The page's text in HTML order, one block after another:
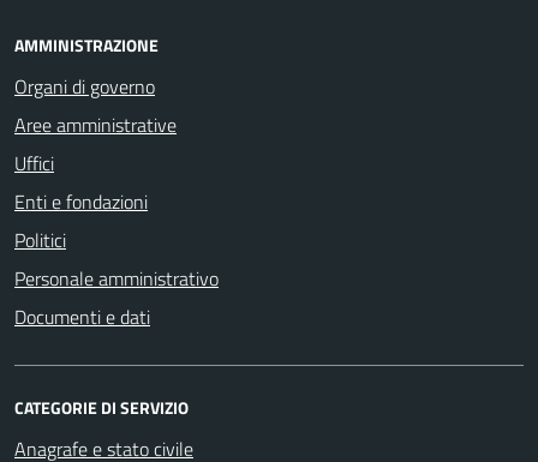
AMMINISTRAZIONE
Organi di governo
Aree amministrative
Uffici
Enti e fondazioni
Politici
Personale amministrativo
Documenti e dati
CATEGORIE DI SERVIZIO
Anagrafe e stato civile